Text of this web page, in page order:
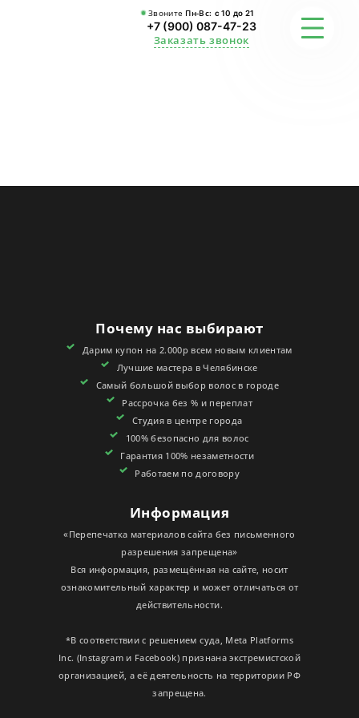
Звоните Пн-Вс: с 10 до 21
+7 (900) 087-47-23
Заказать звонок
КОНТАКТЫ
СЕРТИФИКАТЫ
Почему нас выбирают
Дарим купон на 2.000р всем новым клиентам
Лучшие мастера в Челябинске
Самый большой выбор волос в городе
Рассрочка без % и переплат
Студия в центре города
100% безопасно для волос
Гарантия 100% незаметности
Работаем по договору
Информация
«Перепечатка материалов сайта без письменного
разрешения запрещена»
Вся информация, размещённая на сайте, носит
ознакомительный характер и может отличаться от
действительности.
*В соответствии с решением суда, Meta Platforms
Inc. (Instagram и Facebook) признана экстремистской
организацией, а её деятельность на территории РФ
запрещена.